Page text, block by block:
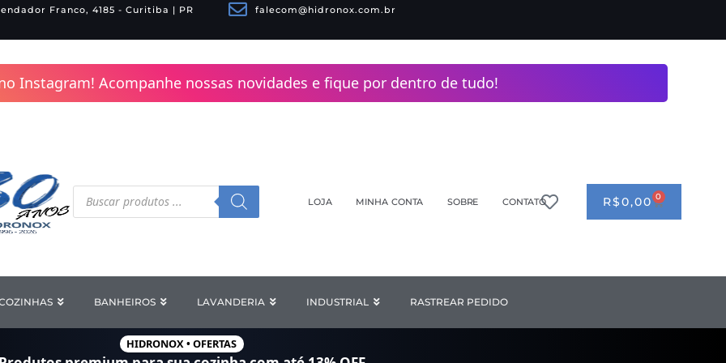
Franco, 4185 - Curitiba | PR falecom@hidronox.com.br
Instagram! Acompanhe nossas novidades e fique por dentro de tudo!
Pesquisar
produtos LOJA MINHA CONTA SOBRE CONTATO R$0,00 0 CART
Open COZINHAS
BANHEIROS Open BANHEIROS
LAVANDERIA Open LAVANDERIA
INDUSTRIAL Open INDUSTRIAL
RASTREAR PEDIDO
HIDRONOX • OFERTAS